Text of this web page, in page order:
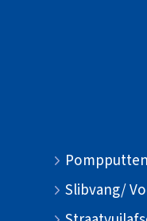
Pompputten
Slibvang/